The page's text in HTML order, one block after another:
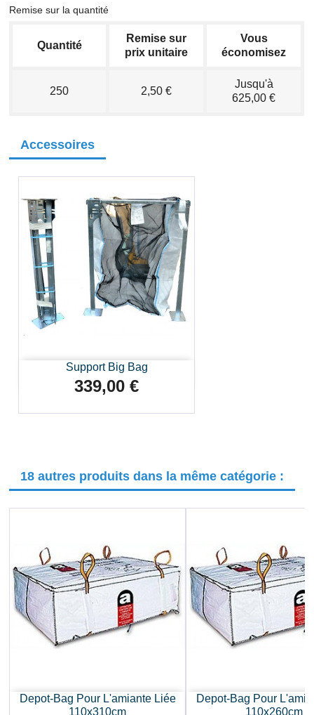
Remise sur la quantité
Quantité
Remise sur
prix unitaire
Vous
économisez
250 2,50 €
Jusqu'à
625,00 €
Accessoires
Support Big Bag
Prix
339,00 €
18 autres produits dans la même catégorie :
Depot-Bag Pour L'amiante Liée
110x310cm
Depot-Bag Pour
110x260cm